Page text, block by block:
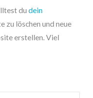
du dein
zu löschen und neue
erstellen. Viel